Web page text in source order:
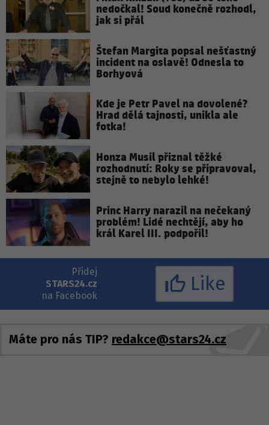
nedočkal! Soud konečně rozhodl,
jak si přál
Štefan Margita popsal nešťastný
incident na oslavě! Odnesla to
Borhyová
Kde je Petr Pavel na dovolené?
Hrad dělá tajnosti, unikla ale
fotka!
Honza Musil přiznal těžké
rozhodnutí: Roky se připravoval,
stejně to nebylo lehké!
Princ Harry narazil na nečekaný
problém! Lidé nechtějí, aby ho
král Karel III. podpořil!
Přidej
STARS24.cz
na Facebook
Like
Máte pro nás TIP? redakce@stars24.cz